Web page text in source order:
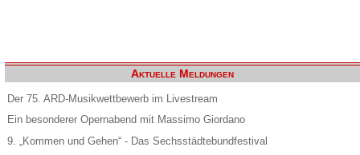
Aktuelle Meldungen
Der 75. ARD-Musikwettbewerb im Livestream
Ein besonderer Opernabend mit Massimo Giordano
9. „Kommen und Gehen“ - Das Sechsstädtebundfestival